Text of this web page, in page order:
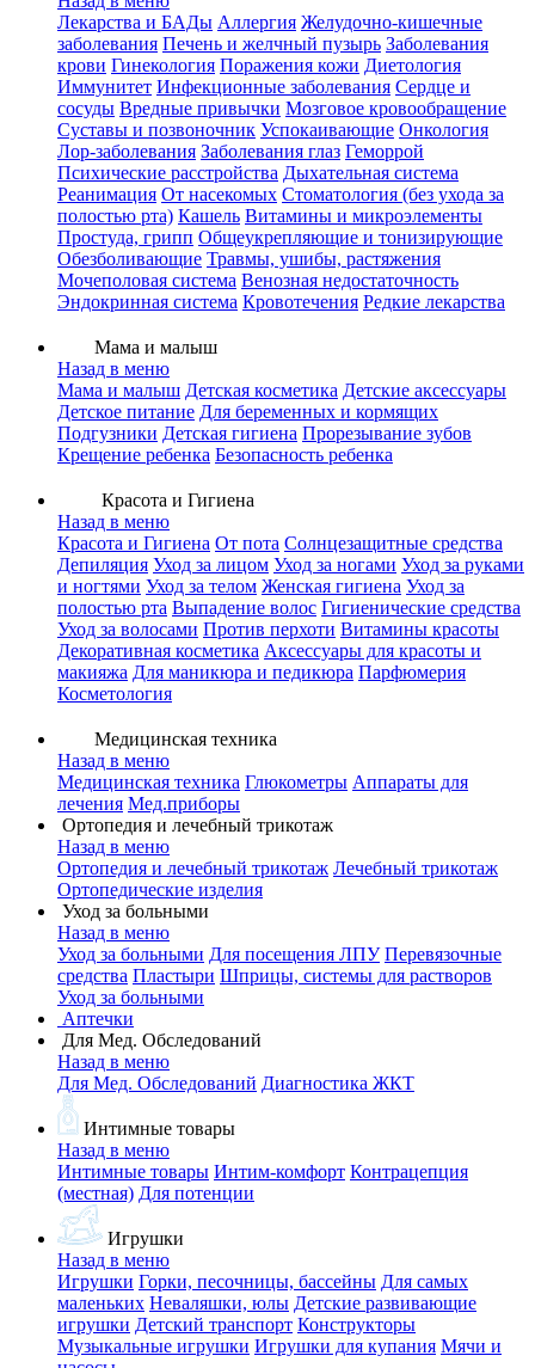
Лекарства и БАДы Аллергия Желудочно-кишечные
заболевания Печень и желчный пузырь Заболевания
крови Гинекология Поражения кожи Диетология
Иммунитет Инфекционные заболевания Сердце и
сосуды Вредные привычки Мозговое кровообращение
Суставы и позвоночник Успокаивающие Онкология
Лор-заболевания Заболевания глаз Геморрой
Психические расстройства Дыхательная система
Реанимация От насекомых Стоматология (без ухода за
полостью рта) Кашель Витамины и микроэлементы
Простуда, грипп Общеукрепляющие и тонизирующие
Обезболивающие Травмы, ушибы, растяжения
Мочеполовая система Венозная недостаточность
Эндокринная система Кровотечения Редкие лекарства
Мама и малыш
Назад в меню
Мама и малыш Детская косметика Детские аксессуары
Детское питание Для беременных и кормящих
Подгузники Детская гигиена Прорезывание зубов
Крещение ребенка Безопасность ребенка
Красота и Гигиена
Назад в меню
Красота и Гигиена От пота Солнцезащитные средства
Депиляция Уход за лицом Уход за ногами Уход за руками
и ногтями Уход за телом Женская гигиена Уход за
полостью рта Выпадение волос Гигиенические средства
Уход за волосами Против перхоти Витамины красоты
Декоративная косметика Аксессуары для красоты и
макияжа Для маникюра и педикюра Парфюмерия
Косметология
Медицинская техника
Назад в меню
Медицинская техника Глюкометры Аппараты для
лечения Мед.приборы
Ортопедия и лечебный трикотаж
Назад в меню
Ортопедия и лечебный трикотаж Лечебный трикотаж
Ортопедические изделия
Уход за больными
Назад в меню
Уход за больными Для посещения ЛПУ Перевязочные
средства Пластыри Шприцы, системы для растворов
Уход за больными
Аптечки
Для Мед. Обследований
Назад в меню
Для Мед. Обследований Диагностика ЖКТ
Интимные товары
Назад в меню
Интимные товары Интим-комфорт Контрацепция
(местная) Для потенции
Игрушки
Назад в меню
Игрушки Горки, песочницы, бассейны Для самых
маленьких Неваляшки, юлы Детские развивающие
игрушки Детский транспорт Конструкторы
Музыкальные игрушки Игрушки для купания Мячи и